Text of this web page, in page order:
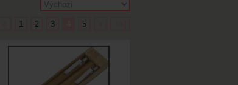
1 2 3 5